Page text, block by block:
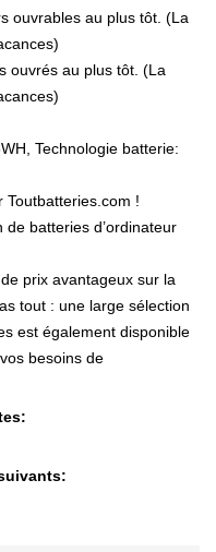
ouvrables au plus tôt. (La
ouvrés au plus tôt. (La
Technologie batterie:
Toutbatteries.com !
batteries d’ordinateur
prix avantageux sur la
tout : une large sélection
est également disponible
besoins de